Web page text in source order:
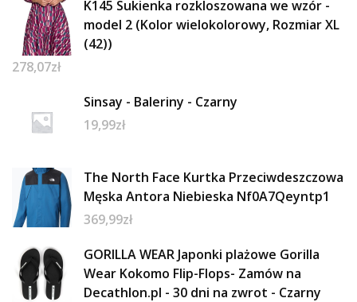
K145 Sukienka rozkloszowana we wzór -
model 2 (Kolor wielokolorowy, Rozmiar XL
(42))
278,07zł
Sinsay - Baleriny - Czarny
19,99zł
The North Face Kurtka Przeciwdeszczowa
Męska Antora Niebieska Nf0A7Qeyntp1
369,99zł
GORILLA WEAR Japonki plażowe Gorilla
Wear Kokomo Flip-Flops- Zamów na
Decathlon.pl - 30 dni na zwrot - Czarny